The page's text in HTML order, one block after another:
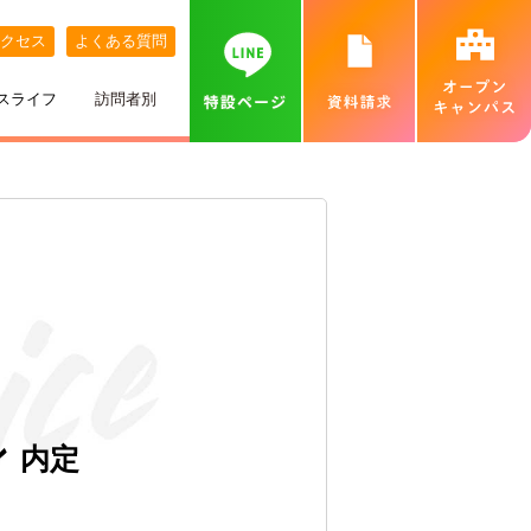
セス よくある質問
講師紹介
めざす職業
ネット出願について
特待生制度
めざす資格
ライフ
カバンの中身紹介
訪問者別
留学生の方へ
個別相談会（オンラインあり）
内定